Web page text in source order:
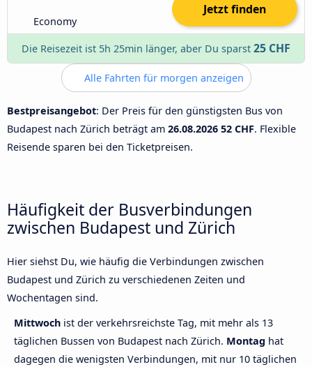
Economy
Jetzt finden
Die Reisezeit ist 5h 25min länger, aber Du sparst 25 CHF
Alle Fahrten für morgen anzeigen
Bestpreisangebot: Der Preis für den günstigsten Bus von
Budapest nach Zürich beträgt am 26.08.2026 52 CHF. Flexible
Reisende sparen bei den Ticketpreisen.
Häufigkeit der Busverbindungen
zwischen Budapest und Zürich
Hier siehst Du, wie häufig die Verbindungen zwischen
Budapest und Zürich zu verschiedenen Zeiten und
Wochentagen sind.
Mittwoch ist der verkehrsreichste Tag, mit mehr als 13
täglichen Bussen von Budapest nach Zürich. Montag hat
dagegen die wenigsten Verbindungen, mit nur 10 täglichen